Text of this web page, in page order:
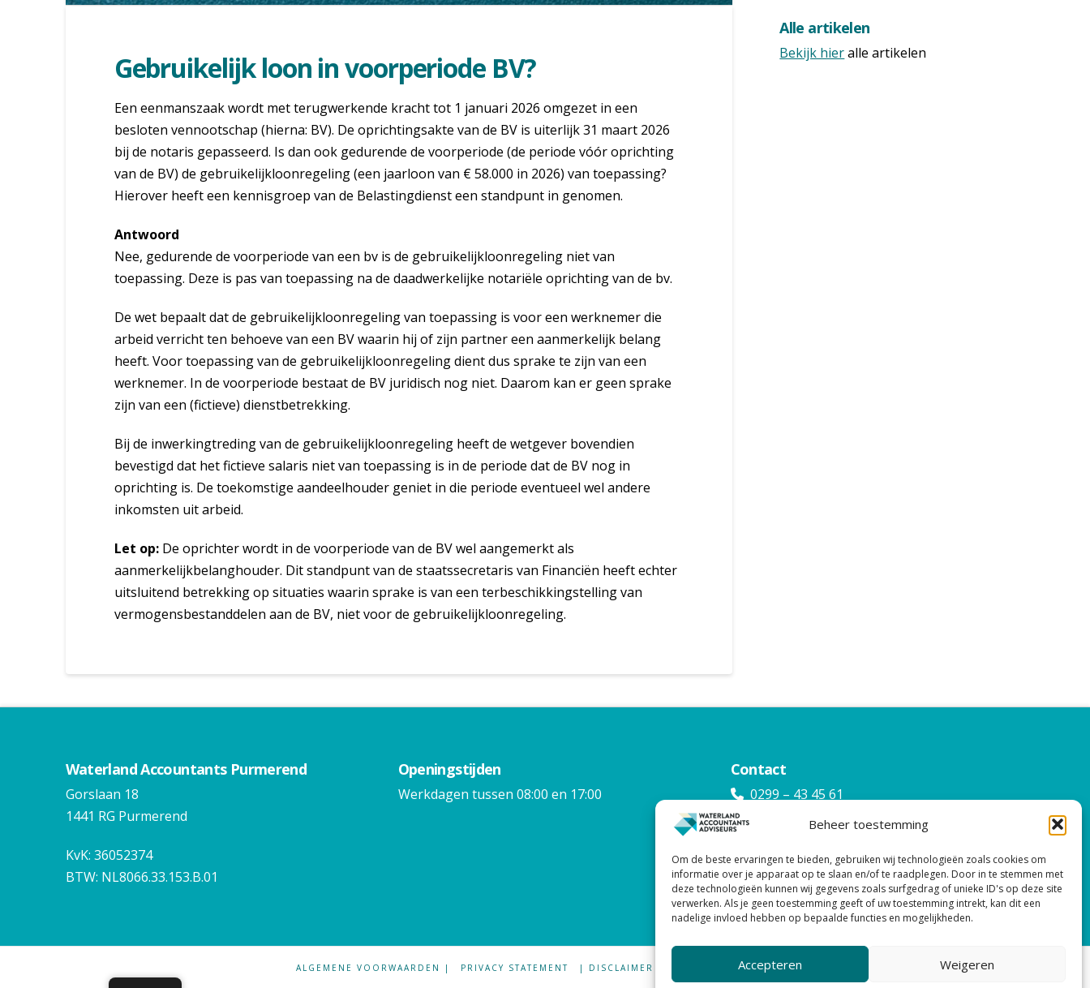
Beheer toestemming
Om de beste ervaringen te bieden, gebruiken wij technologieën zoals cookies om
informatie over je apparaat op te slaan en/of te raadplegen. Door in te stemmen met
deze technologieën kunnen wij gegevens zoals surfgedrag of unieke ID's op deze site
verwerken. Als je geen toestemming geeft of uw toestemming intrekt, kan dit een
nadelige invloed hebben op bepaalde functies en mogelijkheden.
Accepteren Weigeren
Gebruikelijk loon in voorperiode BV?
Een eenmanszaak wordt met terugwerkende kracht tot 1 januari 2026 omgezet in een
besloten vennootschap (hierna: BV). De oprichtingsakte van de BV is uiterlijk 31 maart 2026
bij de notaris gepasseerd. Is dan ook gedurende de voorperiode (de periode vóór oprichting
van de BV) de gebruikelijkloonregeling (een jaarloon van € 58.000 in 2026) van toepassing?
Hierover heeft een kennisgroep van de Belastingdienst een standpunt in genomen.
Antwoord
Nee, gedurende de voorperiode van een bv is de gebruikelijkloonregeling niet van
toepassing. Deze is pas van toepassing na de daadwerkelijke notariële oprichting van de bv.
De wet bepaalt dat de gebruikelijkloonregeling van toepassing is voor een werknemer die
arbeid verricht ten behoeve van een BV waarin hij of zijn partner een aanmerkelijk belang
heeft. Voor toepassing van de gebruikelijkloonregeling dient dus sprake te zijn van een
werknemer. In de voorperiode bestaat de BV juridisch nog niet. Daarom kan er geen sprake
zijn van een (fictieve) dienstbetrekking.
Bij de inwerkingtreding van de gebruikelijkloonregeling heeft de wetgever bovendien
bevestigd dat het fictieve salaris niet van toepassing is in de periode dat de BV nog in
oprichting is. De toekomstige aandeelhouder geniet in die periode eventueel wel andere
inkomsten uit arbeid.
Let op: De oprichter wordt in de voorperiode van de BV wel aangemerkt als
aanmerkelijkbelanghouder. Dit standpunt van de staatssecretaris van Financiën heeft echter
uitsluitend betrekking op situaties waarin sprake is van een terbeschikkingstelling van
vermogensbestanddelen aan de BV, niet voor de gebruikelijkloonregeling.
Alle artikelen
Bekijk hieralle artikelen
Waterland Accountants Purmerend
Gorslaan 18
1441 RG Purmerend
KvK: 36052374
BTW: NL8066.33.153.B.01
Openingstijden
Werkdagen tussen 08:00 en 17:00
Contact
0299 – 43 45 61
info@watacc.nl
ALGEMENE VOORWAARDEN | PRIVACY STATEMENT | DISCLAIMER | KLACHTENPROCEDURE